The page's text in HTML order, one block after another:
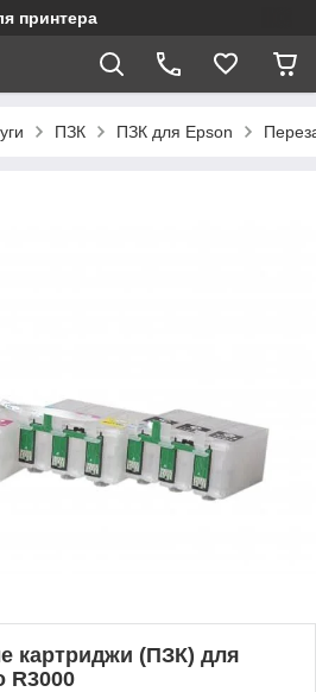
принтера
ПЗК ПЗК для Epson
картриджи (ПЗК) для
R3000